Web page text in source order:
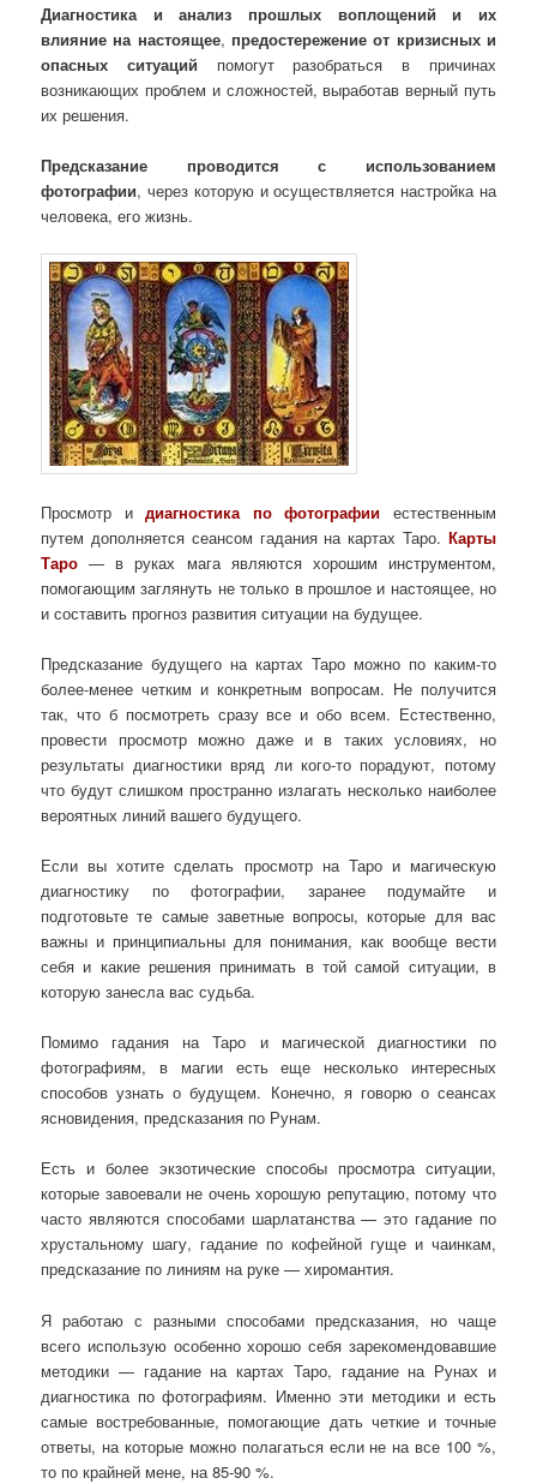
Диагностика и анализ прошлых воплощений и их
влияние на настоящее, предостережение от кризисных и
опасных ситуаций помогут разобраться в причинах
возникающих проблем и сложностей, выработав верный путь
их решения.
Предсказание проводится с использованием
фотографии, через которую и осуществляется настройка на
человека, его жизнь.
Просмотр идиагностика по фотографии естественным
путем дополняется сеансом гадания на картах Таро. Карты
Таро — в руках мага являются хорошим инструментом,
помогающим заглянуть не только в прошлое и настоящее, но
и составить прогноз развития ситуации на будущее.
Предсказание будущего на картах Таро можно по каким-то
более-менее четким и конкретным вопросам. Не получится
так, что б посмотреть сразу все и обо всем. Естественно,
провести просмотр можно даже и в таких условиях, но
результаты диагностики вряд ли кого-то порадуют, потому
что будут слишком пространно излагать несколько наиболее
вероятных линий вашего будущего.
Если вы хотите сделать просмотр на Таро и магическую
диагностику по фотографии, заранее подумайте и
подготовьте те самые заветные вопросы, которые для вас
важны и принципиальны для понимания, как вообще вести
себя и какие решения принимать в той самой ситуации, в
которую занесла вас судьба.
Помимо гадания на Таро и магической диагностики по
фотографиям, в магии есть еще несколько интересных
способов узнать о будущем. Конечно, я говорю о сеансах
ясновидения, предсказания по Рунам.
Есть и более экзотические способы просмотра ситуации,
которые завоевали не очень хорошую репутацию, потому что
часто являются способами шарлатанства — это гадание по
хрустальному шагу, гадание по кофейной гуще и чаинкам,
предсказание по линиям на руке — хиромантия.
Я работаю с разными способами предсказания, но чаще
всего использую особенно хорошо себя зарекомендовавшие
методики — гадание на картах Таро, гадание на Рунах и
диагностика по фотографиям. Именно эти методики и есть
самые востребованные, помогающие дать четкие и точные
ответы, на которые можно полагаться если не на все 100 %,
то по крайней мене, на 85-90 %.